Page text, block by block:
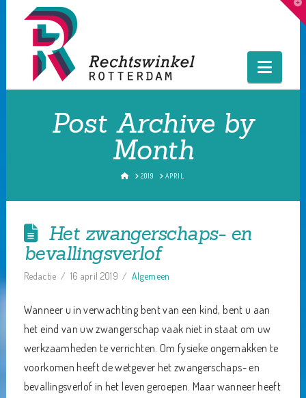
Post Archive by
Month
HOME
2019 APRIL
Het zwangerschaps- en
bevallingsverlof
Redactie 16 april 2019 Algemeen
Wanneer u in verwachting bent van een kind, bent u aan
het eind van uw zwangerschap vaak niet in staat om uw
werkzaamheden te verrichten. Om fysieke ongemakken te
voorkomen heeft de wetgever het zwangerschaps- en
bevallingsverlof in het leven geroepen. Maar wanneer heeft